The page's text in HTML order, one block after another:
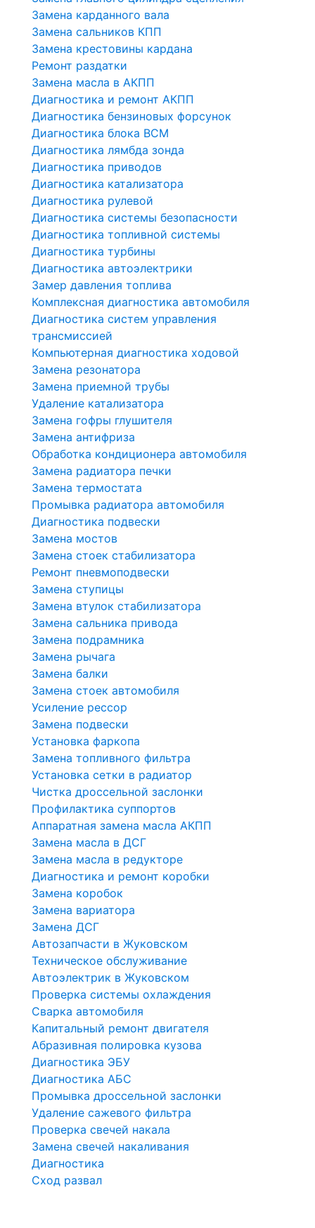
Замена карданного вала
Замена сальников КПП
Замена крестовины кардана
Ремонт раздатки
Замена масла в АКПП
Диагностика и ремонт АКПП
Диагностика бензиновых форсунок
Диагностика блока BCM
Диагностика лямбда зонда
Диагностика приводов
Диагностика катализатора
Диагностика рулевой
Диагностика системы безопасности
Диагностика топливной системы
Диагностика турбины
Диагностика автоэлектрики
Замер давления топлива
Комплексная диагностика автомобиля
Диагностика систем управления
трансмиссией
Компьютерная диагностика ходовой
Замена резонатора
Замена приемной трубы
Удаление катализатора
Замена гофры глушителя
Замена антифриза
Обработка кондиционера автомобиля
Замена радиатора печки
Замена термостата
Промывка радиатора автомобиля
Диагностика подвески
Замена мостов
Замена стоек стабилизатора
Ремонт пневмоподвески
Замена ступицы
Замена втулок стабилизатора
Замена сальника привода
Замена подрамника
Замена рычага
Замена балки
Замена стоек автомобиля
Усиление рессор
Замена подвески
Установка фаркопа
Замена топливного фильтра
Установка сетки в радиатор
Чистка дроссельной заслонки
Профилактика суппортов
Аппаратная замена масла АКПП
Замена масла в ДСГ
Замена масла в редукторе
Диагностика и ремонт коробки
Замена коробок
Замена вариатора
Замена ДСГ
Автозапчасти в Жуковском
Техническое обслуживание
Автоэлектрик в Жуковском
Проверка системы охлаждения
Сварка автомобиля
Капитальный ремонт двигателя
Абразивная полировка кузова
Диагностика ЭБУ
Диагностика АБС
Промывка дроссельной заслонки
Удаление сажевого фильтра
Проверка свечей накала
Замена свечей накаливания
Диагностика
Сход развал